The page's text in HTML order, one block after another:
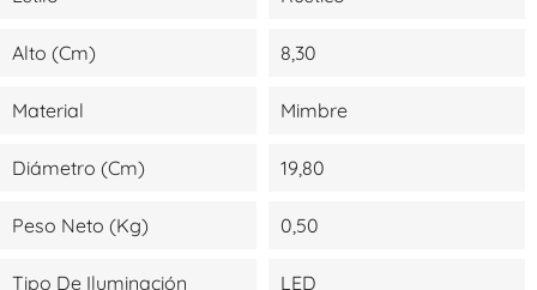
Alto (cm) 8,30
Material Mimbre
Diámetro (cm) 19,80
Peso Neto (kg) 0,50
Tipo De Iluminación LED